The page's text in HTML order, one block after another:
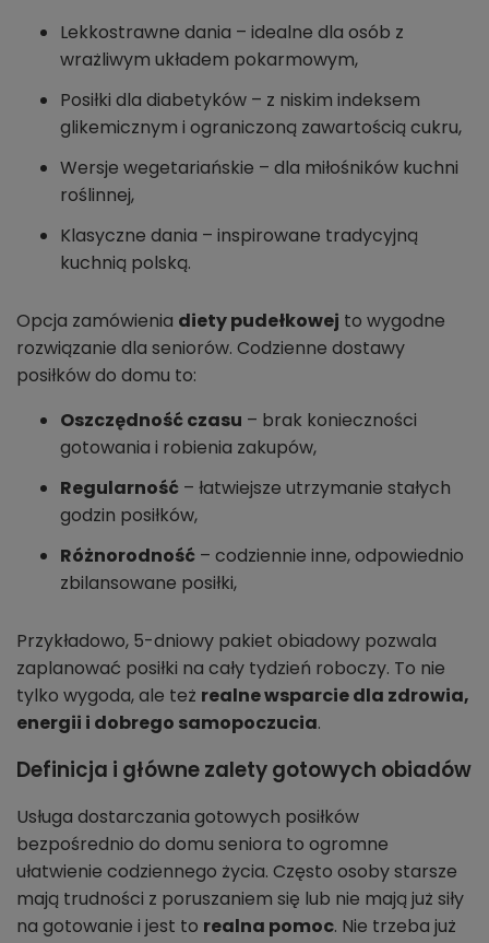
Lekkostrawne dania – idealne dla osób z
wrażliwym układem pokarmowym,
Posiłki dla diabetyków – z niskim indeksem
glikemicznym i ograniczoną zawartością cukru,
Wersje wegetariańskie – dla miłośników kuchni
roślinnej,
Klasyczne dania – inspirowane tradycyjną
kuchnią polską.
Opcja zamówienia diety pudełkowej to wygodne
rozwiązanie dla seniorów. Codzienne dostawy
posiłków do domu to:
Oszczędność czasu – brak konieczności
gotowania i robienia zakupów,
Regularność – łatwiejsze utrzymanie stałych
godzin posiłków,
Różnorodność – codziennie inne, odpowiednio
zbilansowane posiłki,
Przykładowo, 5-dniowy pakiet obiadowy pozwala
zaplanować posiłki na cały tydzień roboczy. To nie
tylko wygoda, ale też realne wsparcie dla zdrowia,
energii i dobrego samopoczucia.
Definicja i główne zalety gotowych obiadów
Usługa dostarczania gotowych posiłków
bezpośrednio do domu seniora to ogromne
ułatwienie codziennego życia. Często osoby starsze
mają trudności z poruszaniem się lub nie mają już siły
na gotowanie i jest to realna pomoc. Nie trzeba już